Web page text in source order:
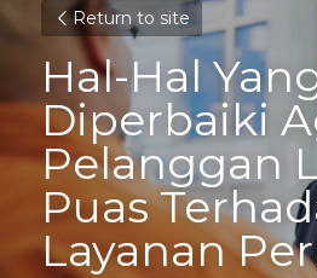
Return to site
Hal-Hal
Diperbaiki
Pelanggan
Puas
Layanan